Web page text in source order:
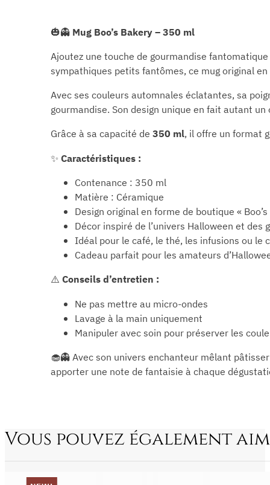
🎃👻 Mug Boo’s Bakery – 350 ml
Ajoutez une touche de gourmandise
sympathiques petits fantômes, ce mug original
Avec ses couleurs automnales éclatantes, sa
gourmandise. Son design unique en fait autant
Grâce à sa capacité de350 ml, il offre un format
✨Caractéristiques :
Contenance : 350 ml
Matière : Céramique
Design original en forme de boutique «
Décor inspiré de l’univers Halloween et des
Idéal pour le café, le thé, les infusions ou le
Cadeau parfait pour les amateurs
⚠️Conseils d’entretien :
Ne pas mettre au micro-ondes
Lavage à la main uniquement
Manipuler avec soin pour préserver les
🧁👻 Avec son univers enchanteur mêlant
apporter une note de fantaisie à chaque
Vous pouvez également